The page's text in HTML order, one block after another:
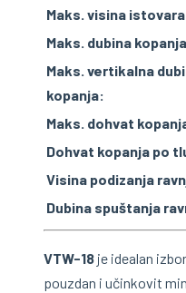
Maks. visina
Maks. dubina
Maks. vertikalna
kopanja:
Maks. dohvat
Dohvat kopanja po
Visina podizanja
Dubina spuštanja
VTW-18 je idealan
pouzdan i učinkovit